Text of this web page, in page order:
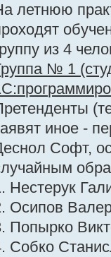
летнюю
из 4
№ 1
иное -
Софт,
Нестерук
Осипов
Попырко
Собко